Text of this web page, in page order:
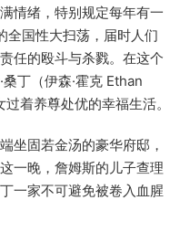
情绪，特别规定每年有一
全国性大扫荡，届时人们
任的殴斗与杀戮。在这个
丁（伊森·霍克 Ethan
着养尊处优的幸福生活。
坐固若金汤的豪华府邸，
一晚，詹姆斯的儿子查理
一家不可避免被卷入血腥